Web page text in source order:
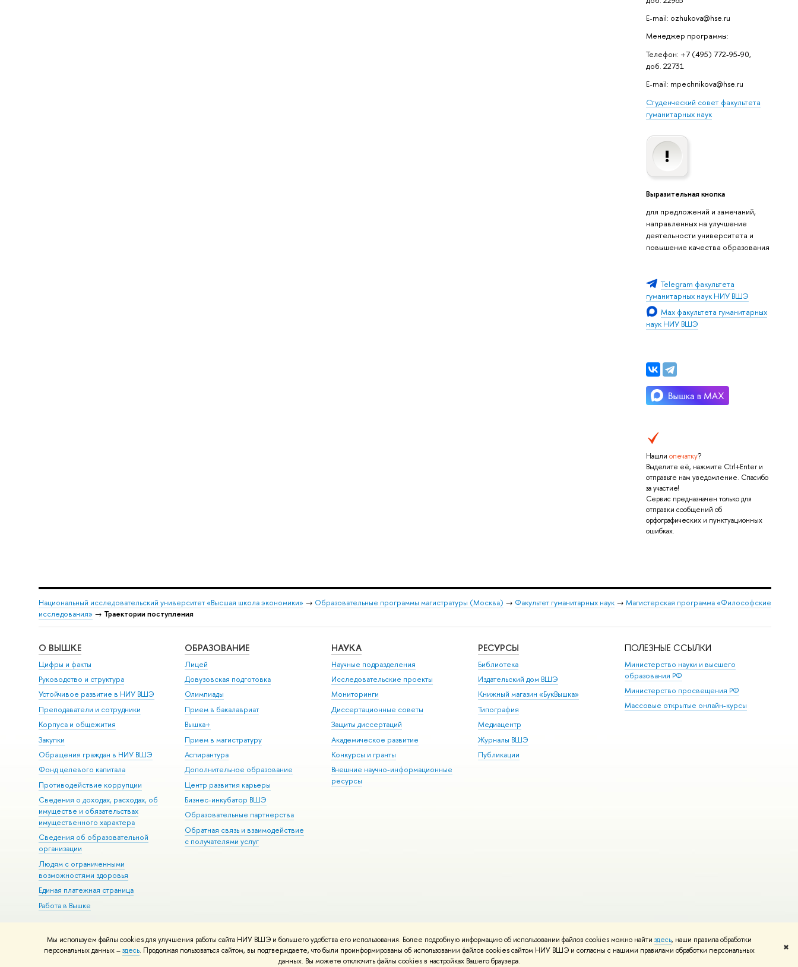
Мы используем файлы cookies для улучшения работы сайта НИУ ВШЭ и большего удобства его использования. Более подробную информацию об использовании файлов cookies можно найти здесь, наши правила обработки
персональных данных –здесь. Продолжая пользоваться сайтом, вы подтверждаете, что были проинформированы об использовании файлов cookies сайтом НИУ ВШЭ и согласны с нашими правилами обработки персональных
данных. Вы можете отключить файлы cookies в настройках Вашего браузера.
✖
E-mail: ozhukova@hse.ru
Менеджер программы:
Телефон: +7 (495) 772-95-90,
доб. 22731
E-mail: mpechnikova@hse.ru
Студенческий совет факультета
гуманитарных наук
Выразительная кнопка
для предложений и замечаний,
направленных на улучшение
деятельности университета и
повышение качества образования
Telegram факультета
гуманитарных наук НИУ ВШЭ
Max факультета гуманитарных
наук НИУ ВШЭ
Нашли опечатку?
Выделите её, нажмите Ctrl+Enter и
отправьте нам уведомление. Спасибо
за участие!
Сервис предназначен только для
отправки сообщений об
орфографических и пунктуационных
ошибках.
Национальный исследовательский университет «Высшая школа экономики» → Образовательные программы магистратуры (Москва) → Факультет гуманитарных наук→ Магистерская программа «Философские
исследования» → Траектории поступления
О ВЫШКЕ
Цифры и факты
Руководство и структура
Устойчивое развитие в НИУ ВШЭ
Преподаватели и сотрудники
Корпуса и общежития
Закупки
Обращения граждан в НИУ ВШЭ
Фонд целевого капитала
Противодействие коррупции
Сведения о доходах, расходах, об
имуществе и обязательствах
имущественного характера
Сведения об образовательной
организации
Людям с ограниченными
возможностями здоровья
Единая платежная страница
Работа в Вышке
ОБРАЗОВАНИЕ
Лицей
Довузовская подготовка
Олимпиады
Прием в бакалавриат
Вышка+
Прием в магистратуру
Аспирантура
Дополнительное образование
Центр развития карьеры
Бизнес-инкубатор ВШЭ
Образовательные партнерства
Обратная связь и взаимодействие
с получателями услуг
НАУКА
Научные подразделения
Исследовательские проекты
Мониторинги
Диссертационные советы
Защиты диссертаций
Академическое развитие
Конкурсы и гранты
Внешние научно-информационные
ресурсы
РЕСУРСЫ
Библиотека
Издательский дом ВШЭ
Книжный магазин «БукВышка»
Типография
Медиацентр
Журналы ВШЭ
Публикации
ПОЛЕЗНЫЕ ССЫЛКИ
Министерство науки и высшего
образования РФ
Министерство просвещения РФ
Массовые открытые онлайн-курсы
Редактору
© НИУ ВШЭ 1993–2026 Адреса и контакты Условия использования материалов Политика конфиденциальности Карта сайта
Шрифты HSE Sans и HSE Slab разработаны вШколе дизайна НИУ ВШЭ